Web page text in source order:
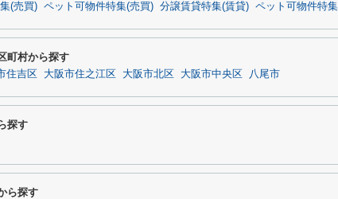
(売買) ペット可物件特集(売買) 分譲賃貸特集(賃貸) ペット可物件特
町村から探す
住吉区 大阪市住之江区 大阪市北区 大阪市中央区 八尾市
探す
ら探す